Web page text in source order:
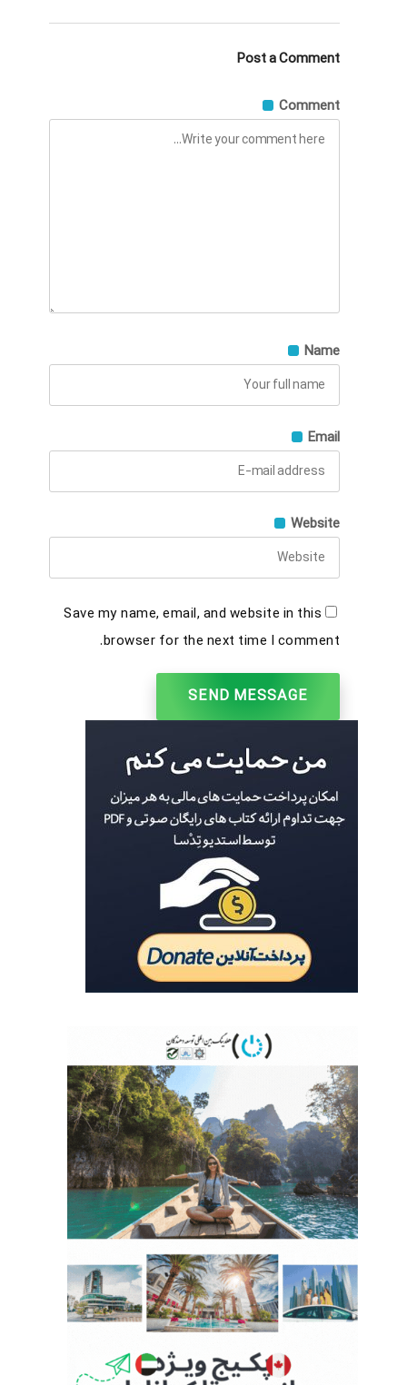
Post a Comment
Comment
Name
Email
Website
Save my name, email, and website in this
browser for the next time I comment.